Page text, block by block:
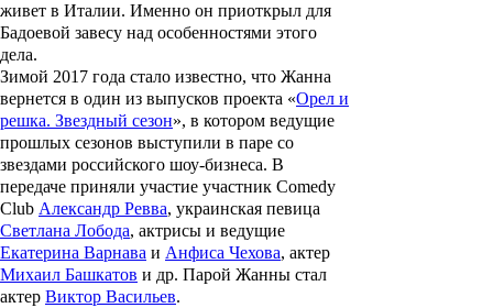
живет в Италии. Именно он приоткрыл для
Бадоевой завесу над особенностями этого
дела.
Зимой 2017 года стало известно, что Жанна
вернется в один из выпусков проекта «Орел и
решка. Звездный сезон», в котором ведущие
прошлых сезонов выступили в паре со
звездами российского шоу-бизнеса. В
передаче приняли участие участник Comedy
Club Александр Ревва, украинская певица
Светлана Лобода, актрисы и ведущие
Екатерина Варнава и Анфиса Чехова, актер
Михаил Башкатов и др. Парой Жанны стал
актер Виктор Васильев.